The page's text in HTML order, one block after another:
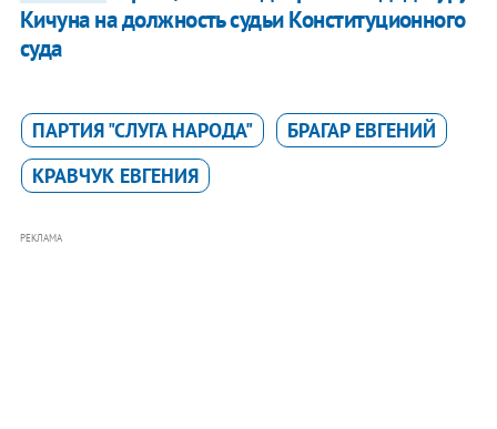
Кичуна на должность судьи Конституционного
суда
ПАРТИЯ "СЛУГА НАРОДА"
БРАГАР ЕВГЕНИЙ
КРАВЧУК ЕВГЕНИЯ
РЕКЛАМА